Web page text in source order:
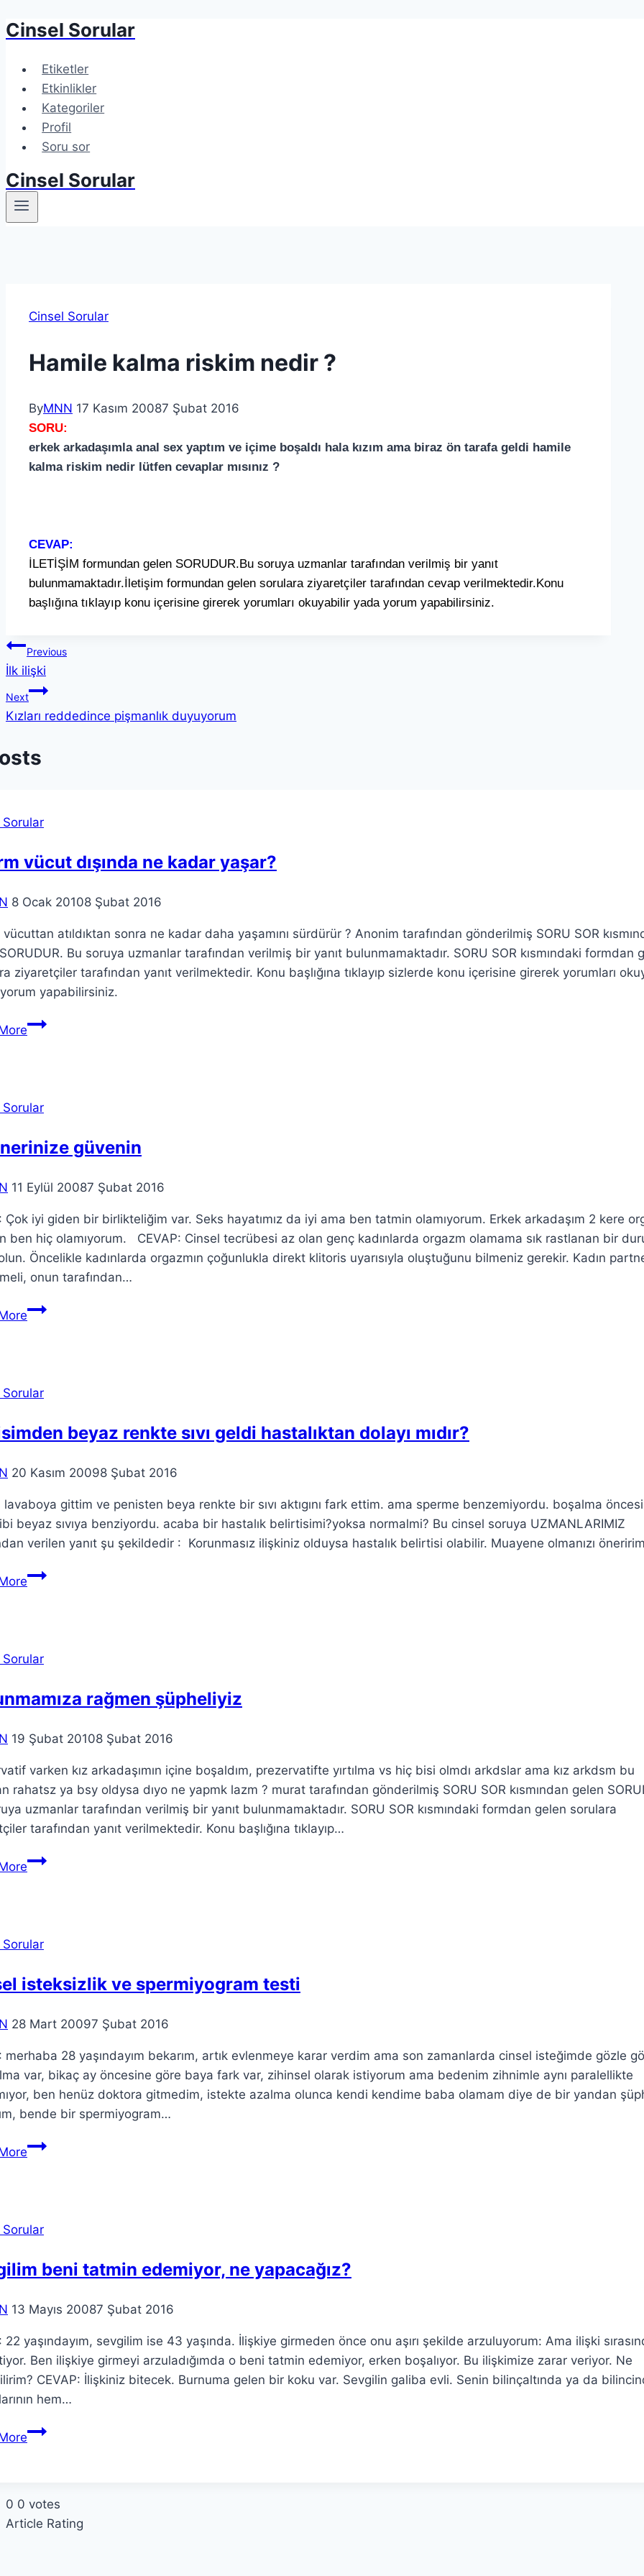
Cinsel Sorular
Etiketler
Etkinlikler
Kategoriler
Profil
Soru sor
Cinsel Sorular
Cinsel Sorular
Hamile kalma riskim nedir ?
ByMNN 17 Kasım 20087 Şubat 2016
SORU:
erkek arkadaşımla anal sex yaptım ve içime boşaldı hala kızım ama biraz ön tarafa geldi hamile
kalma riskim nedir lütfen cevaplar mısınız ?
CEVAP:
İLETİŞİM formundan gelen SORUDUR.Bu soruya uzmanlar tarafından verilmiş bir yanıt
bulunmamaktadır.İletişim formundan gelen sorulara ziyaretçiler tarafından cevap verilmektedir.Konu
başlığına tıklayıp konu içerisine girerek yorumları okuyabilir yada yorum yapabilirsiniz.
Previous
İlk ilişki
Next
Kızları reddedince pişmanlık duyuyorum
vücut dışında ne kadar yaşar?
8 Ocak 20108 Şubat 2016
atıldıktan sonra ne kadar daha yaşamını sürdürür ? Anonim tarafından gönderilmiş SORU SOR
Bu soruya uzmanlar tarafından verilmiş bir yanıt bulunmamaktadır. SORU SOR kısmındaki formdan
ziyaretçiler tarafından yanıt verilmektedir. Konu başlığına tıklayıp sizlerde konu içerisine girerek yorumları
yapabilirsiniz.
güvenin
11 Eylül 20087 Şubat 2016
Çok iyi giden bir birlikteliğim var. Seks hayatımız da iyi ama ben tatmin ola­mıyorum. Erkek arkadaşım 2 kere
ben hiç olamıyorum. CEVAP: Cinsel tecrübesi az olan genç kadınlarda orgazm olamama sık rastlanan bir
Öncelikle kadınlarda orgazmın çoğunlukla direkt klitoris uyarı­sıyla oluştuğunu bilmeniz gerekir. Kadın
onun tara­fından…
beyaz renkte sıvı geldi hastalıktan dolayı mıdır?
20 Kasım 20098 Şubat 2016
gittim ve penisten beya renkte bir sıvı aktıgını fark ettim. ama sperme benzemiyordu. boşalma
beyaz sıvıya benziyordu. acaba bir hastalık belirtisimi?yoksa normalmi? Bu cinsel soruya UZMANLARIMIZ
verilen yanıt şu şekildedir : Korunmasız ilişkiniz olduysa hastalık belirtisi olabilir. Muayene olmanızı
rağmen şüpheliyiz
19 Şubat 20108 Şubat 2016
varken kız arkadaşımın içine boşaldım, prezervatifte yırtılma vs hiç bisi olmdı arkdslar ama kız arkdsm bu
rahatsz ya bsy oldysa dıyo ne yapmk lazm ? murat tarafından gönderilmiş SORU SOR kısmından gelen
uzmanlar tarafından verilmiş bir yanıt bulunmamaktadır. SORU SOR kısmındaki formdan gelen sorulara
tarafından yanıt verilmektedir. Konu başlığına tıklayıp…
isteksizlik ve spermiyogram testi
28 Mart 20097 Şubat 2016
merhaba 28 yaşındayım bekarım, artık evlenmeye karar verdim ama son zamanlarda cinsel isteğimde gözle
var, bikaç ay öncesine göre baya fark var, zihinsel olarak istiyorum ama bedenim zihnimle aynı paralellikte
ben henüz doktora gitmedim, istekte azalma olunca kendi kendime baba olamam diye de bir yandan
bende bir spermiyogram…
beni tatmin edemiyor, ne yapacağız?
13 Mayıs 20087 Şubat 2016
22 yaşındayım, sevgilim ise 43 yaşında. İlişkiye girmeden önce onu aşırı şekilde arzuluyorum: Ama ilişki
Ben ilişkiye girmeyi arzuladığımda o beni tatmin edemiyor, erken boşalıyor. Bu ilişkimize zarar veriyor. Ne
CEVAP: İlişkiniz bitecek. Burnuma gelen bir koku var. Sevgilin galiba evli. Senin bilinçaltında ya da
hem…
0 0 votes
Article Rating